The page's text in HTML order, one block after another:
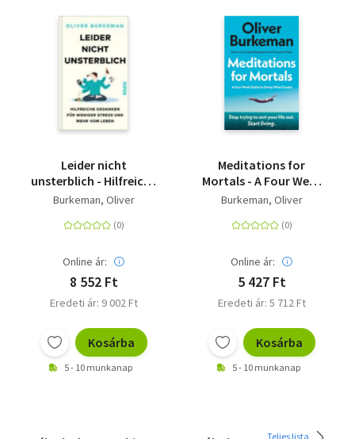
Leider nicht
unsterblich - Hilfreiche
Gedanken für weniger
Leben | Sunday-Times-
Burkeman, Oliver
Online ár:
8 552 Ft
Eredeti ár: 9 002 Ft
Kosárba
5 - 10 munkanap
Meditations for
Mortals - A Four Week
Guide to Doing What
Burkeman, Oliver
Online ár:
5 427 Ft
Eredeti ár: 5 712 Ft
Kosárba
5 - 10 munkanap
Teljes lista